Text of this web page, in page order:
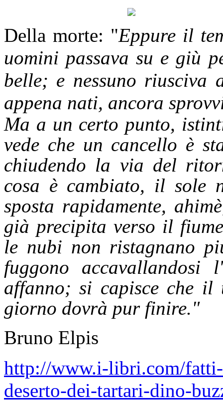
Della morte: "Eppure il
uomini passava su e giù
belle; e nessuno riusciva
appena nati, ancora
Ma a un certo punto,
vede che un cancello è
chiudendo la via del
cosa è cambiato, il sole
sposta rapidamente,
già precipita verso il
le nubi non ristagnano
fuggono
affanno; si capisce che il
giorno dovrà pur finire."
Bruno Elpis
http://www.i-libri.com/
deserto-dei-tartari-dino-